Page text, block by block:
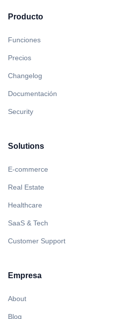
Producto
Funciones
Precios
Changelog
Documentación
Security
Solutions
E-commerce
Real Estate
Healthcare
SaaS & Tech
Customer Support
Empresa
About
Blog